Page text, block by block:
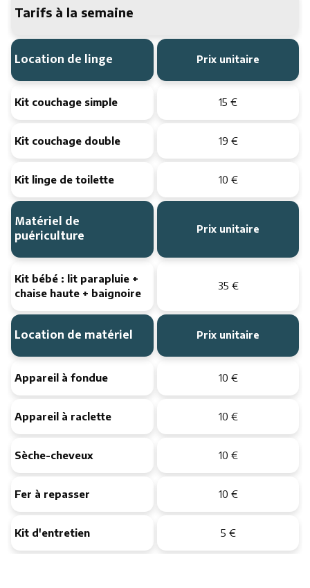
Tarifs à la semaine
Location de linge Prix unitaire
Kit couchage simple 15 €
Kit couchage double 19 €
Kit linge de toilette 10 €
Matériel de
puériculture Prix unitaire
Kit bébé : lit parapluie +
chaise haute + baignoire
35 €
Location de matériel Prix unitaire
Appareil à fondue 10 €
Appareil à raclette 10 €
Sèche-cheveux 10 €
Fer à repasser 10 €
Kit d'entretien 5 €